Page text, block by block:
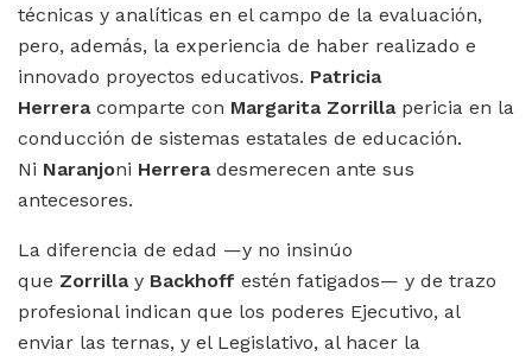
técnicas y analíticas en el campo de la evaluación,
pero, además, la experiencia de haber realizado e
innovado proyectos educativos. Patricia
Herreracomparte con Margarita Zorrillapericia en la
conducción de sistemas estatales de educación.
Ni Naranjoni Herreradesmerecen ante sus
antecesores.
La diferencia de edad —y no insinúo
que Zorrillay Backhoff estén fatigados— y de trazo
profesional indican que los poderes Ejecutivo, al
enviar las ternas, y el Legislativo, al hacer la